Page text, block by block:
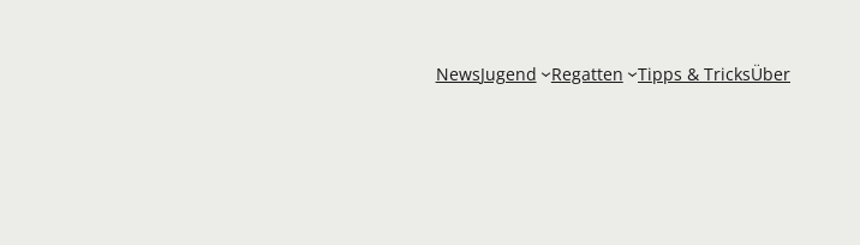
NewsJugend Regatten Tipps & TricksÜber